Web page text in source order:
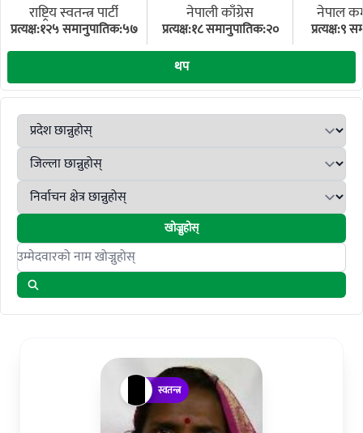
राष्ट्रिय स्वतन्त्र पार्टी
प्रत्यक्ष:१२५ समानुपातिक:५७
नेपाली काँग्रेस
प्रत्यक्ष:१८ समानुपातिक:२०
नेपाल
प्रत्यक्ष:९
थप
खोज्नुहोस्
Search candidates
स्वतन्त्र